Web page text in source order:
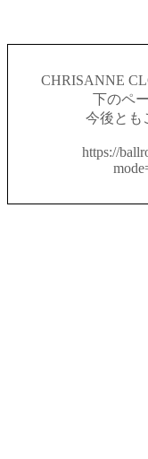
CHRISANNE
下のペ
今後とも
https://